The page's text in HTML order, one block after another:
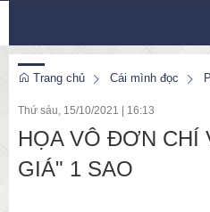
Trang chủ Cái mình đọc
Thứ sáu, 15/10/2021 16:13
HỌA VÔ ĐƠN CHÍ
GIÁ" 1 SAO